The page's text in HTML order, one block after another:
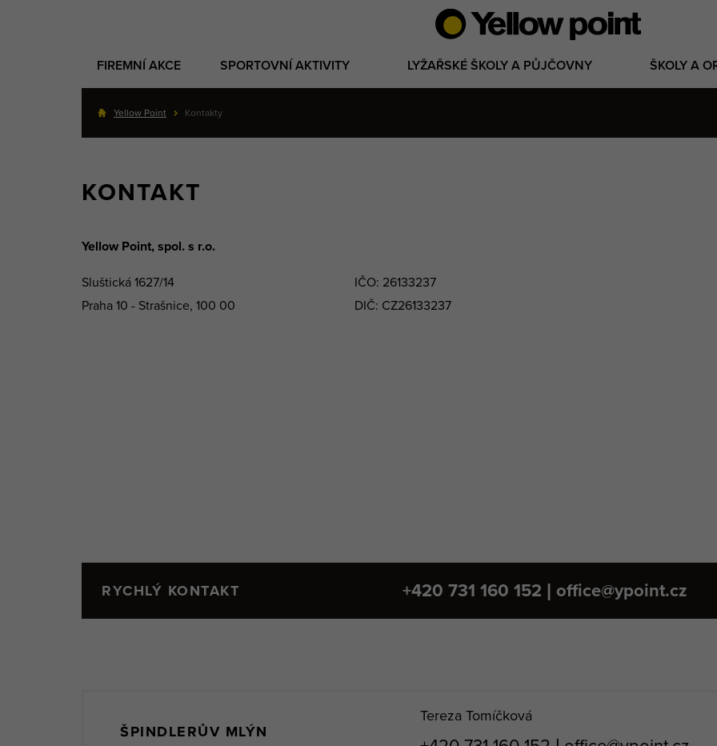
FIREMNÍ AKCE SPORTOVNÍ AKTIVITY LYŽAŘSKÉ ŠKOLY A PŮJČOVNY ŠKOLY A
Yellow Point Kontakty
KONTAKT
Yellow Point, spol. s r.o.
Sluštická 1627/14
Praha 10 - Strašnice, 100 00
IČO: 26133237
DIČ: CZ26133237
RYCHLÝ KONTAKT +420 731 160 152 | office@ypoint.cz
ŠPINDLERŮV MLÝN
Tereza Tomíčková